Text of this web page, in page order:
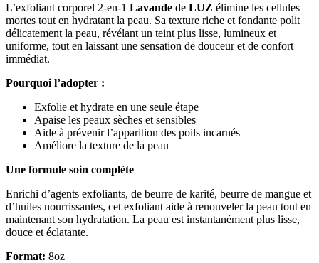
L’exfoliant corporel 2-en-1 Lavande de LUZ élimine les cellules
mortes tout en hydratant la peau. Sa texture riche et fondante polit
délicatement la peau, révélant un teint plus lisse, lumineux et
uniforme, tout en laissant une sensation de douceur et de confort
immédiat.
Pourquoi l’adopter :
Exfolie et hydrate en une seule étape
Apaise les peaux sèches et sensibles
Aide à prévenir l’apparition des poils incarnés
Améliore la texture de la peau
Une formule soin complète
Enrichi d’agents exfoliants, de beurre de karité, beurre de mangue et
d’huiles nourrissantes, cet exfoliant aide à renouveler la peau tout en
maintenant son hydratation. La peau est instantanément plus lisse,
douce et éclatante.
Format: 8oz